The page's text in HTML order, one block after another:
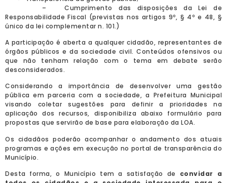
– Cumprimento das disposições da Lei de
Responsabilidade Fiscal (previstas nos artigos 9º, § 4º e 48, §
único da lei complementar n. 101.)
A participação é aberta a qualquer cidadão, representantes de
órgãos públicos e da sociedade civil. Conteúdos ofensivos ou
que não tenham relação com o tema em debate serão
desconsiderados.
Considerando a importância de desenvolver uma gestão
pública em parceria com a sociedade, a Prefeitura Municipal
visando coletar sugestões para definir a prioridades na
aplicação dos recursos, disponibiliza abaixo formulário para
propostas que servirão de base para elaboração da LOA.
Os cidadãos poderão acompanhar o andamento dos atuais
programas e ações em execução no portal de transparência do
Município.
Desta forma, o Município tem a satisfação de convidar a